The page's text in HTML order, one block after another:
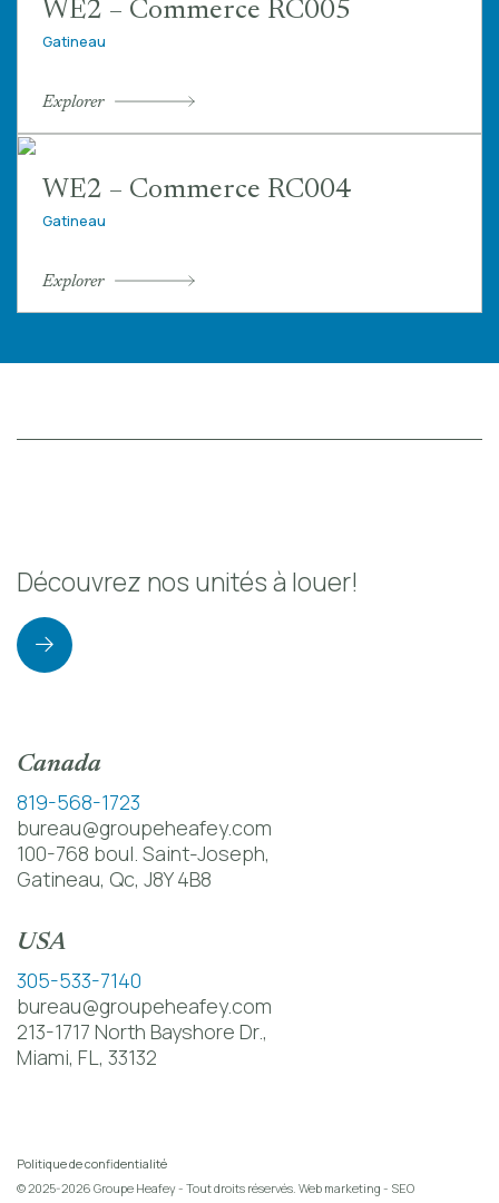
WE2 – Commerce RC005
Gatineau
Explorer
WE2 – Commerce RC004
Gatineau
Explorer
Découvrez nos unités à louer!
Canada
819-568-1723
bureau@groupeheafey.com
100-768 boul. Saint-Joseph,
Gatineau, Qc, J8Y 4B8
USA
305-533-7140
bureau@groupeheafey.com
213-1717 North Bayshore Dr.,
Miami, FL, 33132
Politique de confidentialité
© 2025-2026 Groupe Heafey - Tout droits réservés. Web marketing - SEO